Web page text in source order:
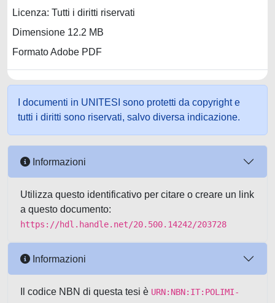
Licenza: Tutti i diritti riservati
Dimensione 12.2 MB
Formato Adobe PDF
I documenti in UNITESI sono protetti da copyright e
tutti i diritti sono riservati, salvo diversa indicazione.
Informazioni
Utilizza questo identificativo per citare o creare un link
a questo documento:
https://hdl.handle.net/20.500.14242/203728
Informazioni
Il codice NBN di questa tesi è URN:NBN:IT:POLIMI-